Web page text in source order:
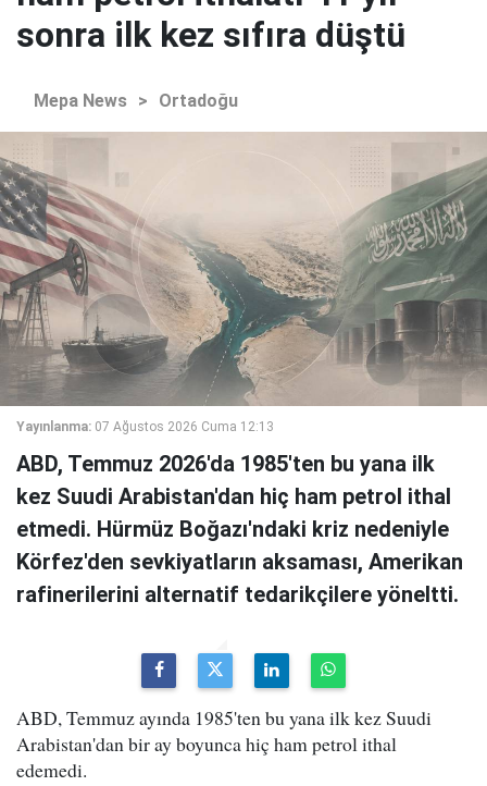
sonra ilk kez sıfıra düştü
Mepa News > Ortadoğu
Yayınlanma: 07 Ağustos 2026 Cuma 12:13
ABD, Temmuz 2026'da 1985'ten bu yana ilk
kez Suudi Arabistan'dan hiç ham petrol ithal
etmedi. Hürmüz Boğazı'ndaki kriz nedeniyle
Körfez'den sevkiyatların aksaması, Amerikan
rafinerilerini alternatif tedarikçilere yöneltti.
ABD, Temmuz ayında 1985'ten bu yana ilk kez Suudi
Arabistan'dan bir ay boyunca hiç ham petrol ithal
edemedi.